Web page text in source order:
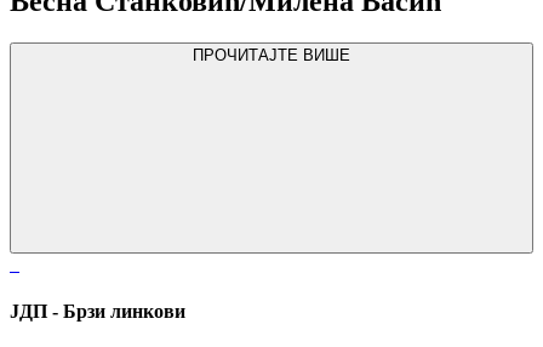
ПРОЧИТАЈТЕ ВИШЕ
ЈДП - Брзи линкови